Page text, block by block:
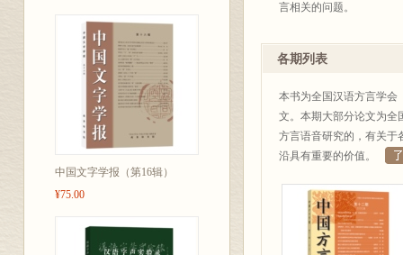
中国文字学报（第16辑）
¥75.00
言相关的问题。
各期列表
本书为全国汉语方言学会
文。本期大部分论文为全
方言语音研究的，有关于
沿具有重要的价值。